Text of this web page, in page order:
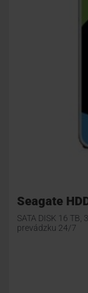
Seagate
SATA DISK 16
prevádzku 24/7